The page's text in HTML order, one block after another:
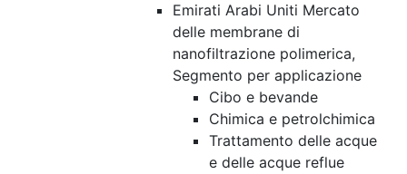
Emirati Arabi Uniti Mercato
delle membrane di
nanofiltrazione polimerica,
Segmento per applicazione
Cibo e bevande
Chimica e petrolchimica
Trattamento delle acque
e delle acque reflue